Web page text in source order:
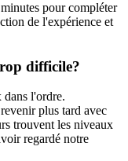
pour compléter
de l'expérience et
difficile?
dans l'ordre.
plus tard avec
trouvent les niveaux
regardé notre